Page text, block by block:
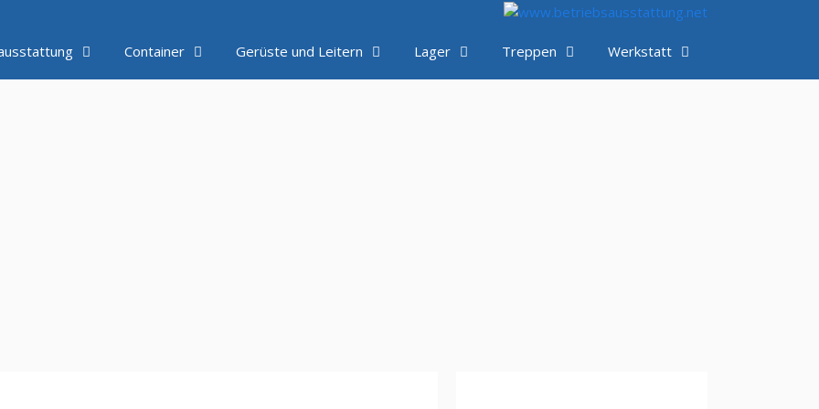
Container Gerüste und Leitern Lager Treppen Werkstatt